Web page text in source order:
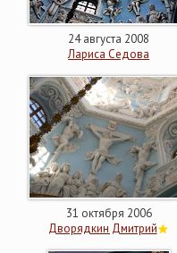
24 августа 2008
Лариса Седова
31 октября 2006
Дворядкин Дмитрий